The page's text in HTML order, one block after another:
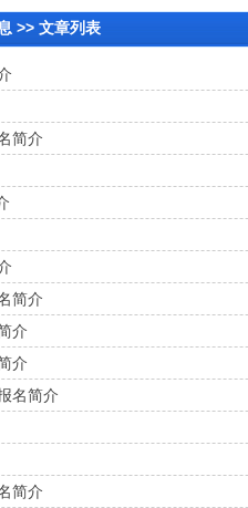
>> 文章列表
简介
简介
介
介
名简介
简介